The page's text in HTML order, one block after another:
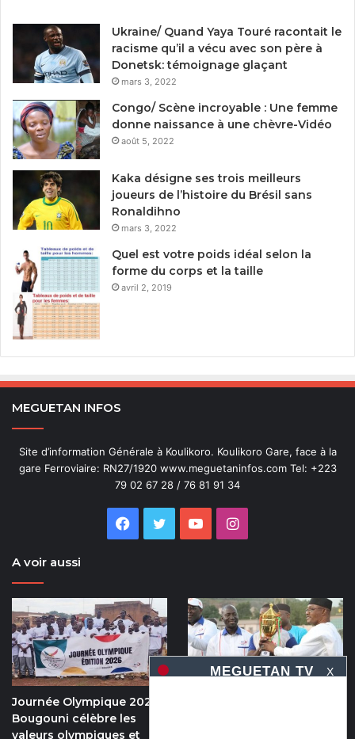
Ukraine/ Quand Yaya Touré racontait le
racisme qu’il a vécu avec son père à
Donetsk: témoignage glaçant
mars 3, 2022
Congo/ Scène incroyable : Une femme
donne naissance à une chèvre-Vidéo
août 5, 2022
Kaka désigne ses trois meilleurs
joueurs de l’histoire du Brésil sans
Ronaldihno
mars 3, 2022
Quel est votre poids idéal selon la
forme du corps et la taille
avril 2, 2019
MEGUETAN INFOS
Site d’information Générale à Koulikoro. Koulikoro Gare, face à la
gare Ferroviaire: RN27/1920 www.meguetaninfos.com Tel: +223
79 02 67 28 / 76 81 91 34
Facebook
Twitter YouTubeInstagram
A voir aussi
Journée Olympique 2026 :
Bougouni célèbre les
valeurs olympiques et
X